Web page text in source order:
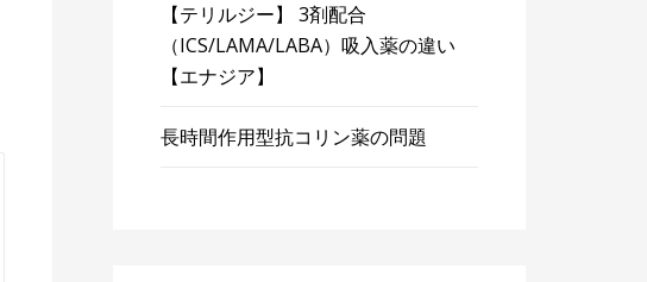
【テリルジー】 3剤配合
（ICS/LAMA/LABA）吸入薬の違い
【エナジア】
長時間作用型抗コリン薬の問題